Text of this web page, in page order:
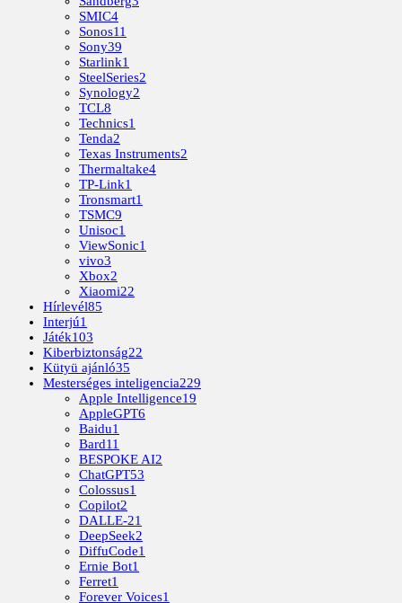
SMIC4
Sonos11
Sony39
Starlink1
SteelSeries2
Synology2
TCL8
Technics1
Tenda2
Texas Instruments2
Thermaltake4
TP-Link1
Tronsmart1
TSMC9
Unisoc1
ViewSonic1
vivo3
Xbox2
Xiaomi22
Hírlevél85
Interjú1
Játék103
Kiberbiztonság22
Kütyü ajánló35
Mesterséges inteligencia229
Apple Intelligence19
AppleGPT6
Baidu1
Bard11
BESPOKE AI2
ChatGPT53
Colossus1
Copilot2
DALLE-21
DeepSeek2
DiffuCode1
Ernie Bot1
Ferret1
Forever Voices1